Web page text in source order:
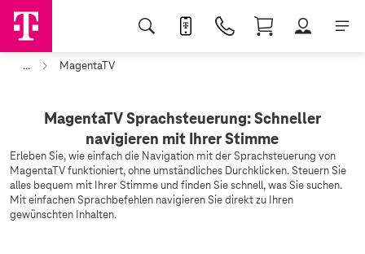
... MagentaTV
MagentaTV Sprachsteuerung: Schneller
navigieren mit Ihrer Stimme
Erleben Sie, wie einfach die Navigation mit der Sprachsteuerung von
MagentaTV funktioniert, ohne umständliches Durchklicken. Steuern Sie
alles bequem mit Ihrer Stimme und finden Sie schnell, was Sie suchen.
Mit einfachen Sprachbefehlen navigieren Sie direkt zu Ihren
gewünschten Inhalten.